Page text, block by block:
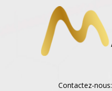
Contactez-nous: